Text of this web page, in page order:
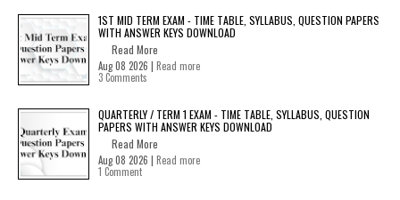
1ST MID TERM EXAM - TIME TABLE, SYLLABUS, QUESTION PAPERS
WITH ANSWER KEYS DOWNLOAD
Read More
Aug 08 2026 | Read more
3 Comments
QUARTERLY / TERM 1 EXAM - TIME TABLE, SYLLABUS, QUESTION
PAPERS WITH ANSWER KEYS DOWNLOAD
Read More
Aug 08 2026 | Read more
1 Comment